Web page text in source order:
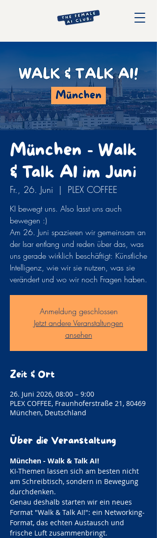
München - Walk
& Talk AI im Juni
Fr., 26. Juni
  |
PLEX COFFEE
KI bewegt uns. Also lasst uns auch
bewegen :)
Am 26. Juni spazieren wir gemeinsam an
der Isar entlang und reden über das, was
uns gerade wirklich beschäftigt: Künstliche
Intelligenz, wie wir sie nutzen, was sie
verändert und wo wir noch Fragen haben.
Anmeldung geschlossen
Jetzt andere Veranstaltungen
ansehen
Zeit & Ort
26. Juni 2026, 08:00 – 9:00
PLEX COFFEE, Fraunhoferstraße 21, 80469
München, Deutschland
Über die Veranstaltung
München - Walk & Talk AI!
KI-Themen lassen sich am besten nicht
am Schreibtisch, sondern in Bewegung
durchdenken.
Genau deshalb starten wir ein neues
Format "Walk & Talk AI!": ein Networking-
Format, das echten Austausch und
frische Luft zusammenbringt.